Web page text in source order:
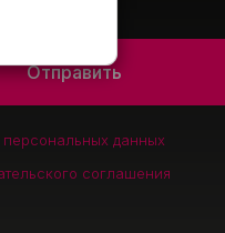
персональных данных
соглашения